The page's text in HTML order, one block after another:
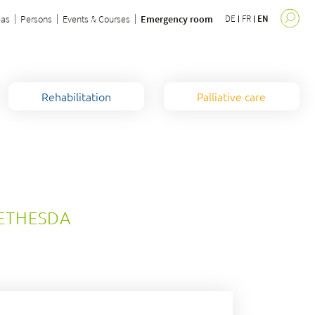
Persons Events & Courses Emergency room DE FR EN
Rehabilitation Palliative care